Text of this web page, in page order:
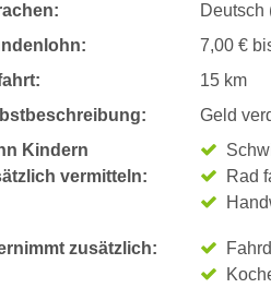
Deutsch
7,00 €
15 km
Geld
Kindern
vermitteln:
Rad
zusätzlich: